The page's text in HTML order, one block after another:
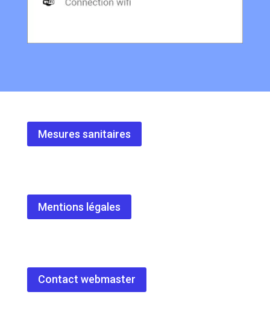
Mesures sanitaires
Mentions légales
Contact webmaster